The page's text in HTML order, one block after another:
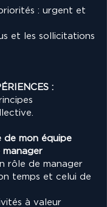
: urgent et
et les sollicitations
:
de mon équipe
manager
rôle de manager
temps et celui de
à valeur